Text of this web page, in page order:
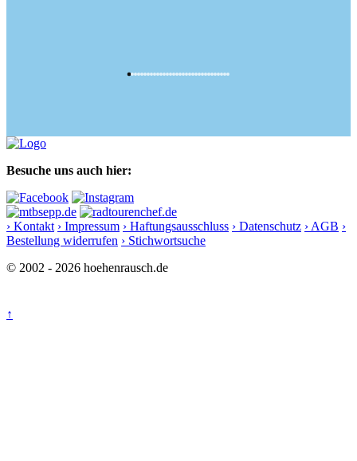
Besuche uns auch hier:
› Kontakt › Impressum › Haftungsausschluss › Datenschutz › AGB ›
Bestellung widerrufen › Stichwortsuche
© 2002 - 2026 hoehenrausch.de
↑